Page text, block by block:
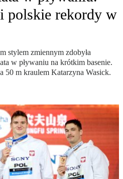
polskie rekordy w
stylem zmiennym zdobyła
w pływaniu na krótkim basenie.
50 m kraulem Katarzyna Wasick.